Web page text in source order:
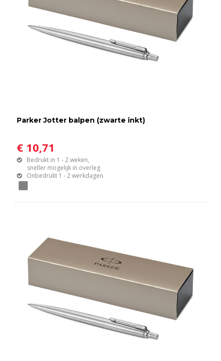
Parker Jotter balpen (zwarte inkt)
€ 10,71
Bedrukt in 1 - 2 weken,
sneller mogelijk in overleg.
Onbedrukt 1 - 2 werkdagen.